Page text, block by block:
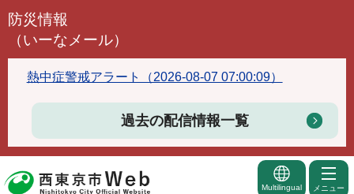
こ
頭
で
防災情報
（いーなメール）
熱中症警戒アラート（2026-08-07 07:00:09）
過去の配信情報一覧
Multilingual メニュー